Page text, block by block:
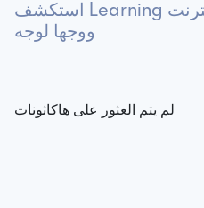
استكشف Learning الهاكاثونات عبر الإنترنت
ووجها لوجه
لم يتم العثور على هاكاثونات